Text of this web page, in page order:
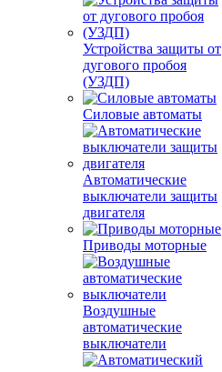
Устройства защиты от
дугового пробоя
(УЗДП)
Силовые автоматы
Автоматические
выключатели защиты
двигателя
Приводы моторные
Воздушные
автоматические
выключатели